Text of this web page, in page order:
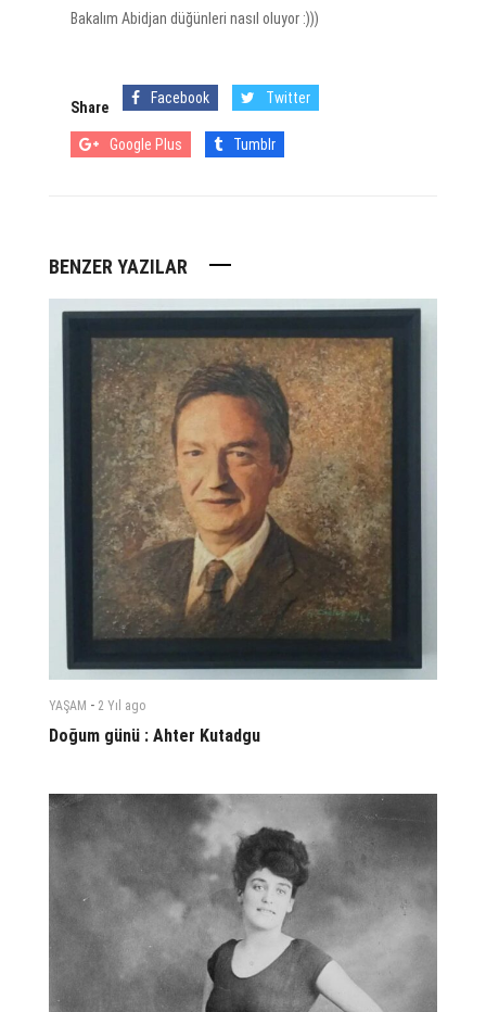
Bakalım Abidjan düğünleri nasıl oluyor :)))
Share
Facebook Twitter
Google Plus Tumblr
BENZER YAZILAR
YAŞAM - 2 Yıl ago
Doğum günü : Ahter Kutadgu